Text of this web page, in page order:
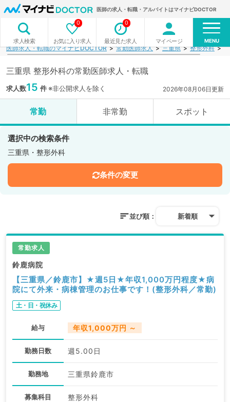
医師の求人・転職・アルバイトはマイナビDOCTOR
求人検索 お気に入り求人
0
最近見た求人
0
マイページ MENU
医師求人・転職のマイナビDOCTOR 常勤医師求人 三重県 整形外科
三重県 整形外科の常勤医師求人・転職
求人数15 件※非公開求人を除く 2026年08月06日更新
常勤 非常勤 スポット
選択中の検索条件
三重県・整形外科
条件の変更
並び順： 新着順
常勤求人
鈴鹿病院
【三重県／鈴鹿市】★週5日★年収1,000万円程度★病
院にて外来・病棟管理のお仕事です！(整形外科／常勤)
土・日・祝休み
給与 年収1,000万円 ～
勤務日数 週5.00日
勤務地 三重県鈴鹿市
募集科目 整形外科